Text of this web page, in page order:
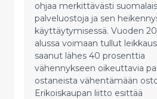
ohjaa merkittävästi
palveluostoja ja sen
käyttäytymisessä. Vuoden
alussa voimaan tullut
saanut lähes 40 prosenttia
vähennykseen oikeuttavia
ostaneista vähentämään
Erikoiskaupan liitto esittää